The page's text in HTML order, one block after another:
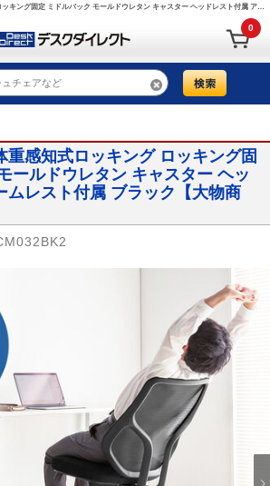
メッシュチェア 体重感知式ロッキング ロッキング固定 ミドルバック モールドウレタン キャスター ヘッドレスト付属 アームレスト付属 ブラック/151-SNCM032BK2【デスクダイレクト】
0
重感知式ロッキング ロッキング固
ールドウレタン キャスター ヘッ
ムレスト付属 ブラック【大物商